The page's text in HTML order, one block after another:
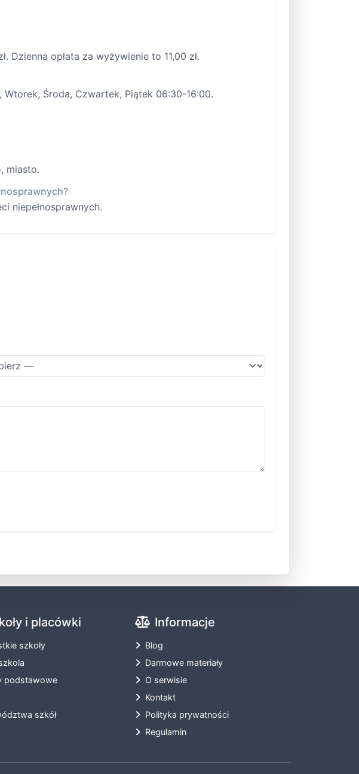
Dzienna opłata za wyżywienie to 11,00 zł.
Wtorek, Środa, Czwartek, Piątek 06:30-16:00.
miasto.
niepełnosprawnych.
i placówki
szkoły
podstawowe
szkół
Informacje
Blog
Darmowe materiały
O serwisie
Kontakt
Polityka prywatności
Regulamin